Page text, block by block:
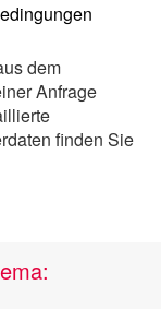
dem
Anfrage
finden Sie